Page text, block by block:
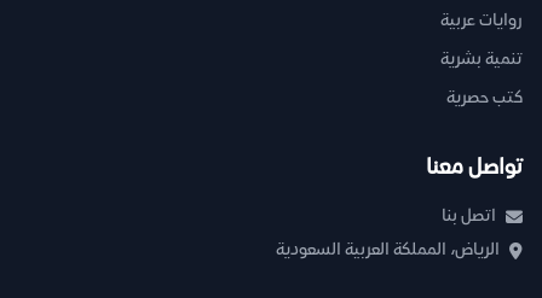
روايات عربية
تنمية بشرية
كتب حصرية
تواصل معنا
اتصل بنا
الرياض، المملكة العربية السعودية